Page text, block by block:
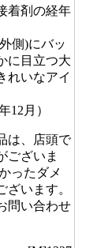
着剤の経年
側)にバッ
に目立つ大
れいなアイ
12月）
は、店頭で
ございま
ったダメ
います。
問い合わせ